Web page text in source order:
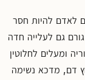
לאדם להיות חסר
גם לעלייה חדה
ומעלים לחלוטין
דם, מדכא נשימה